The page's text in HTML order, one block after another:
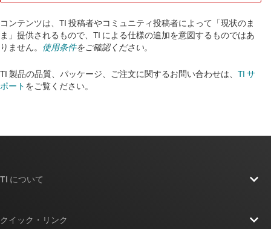
コンテンツは、TI 投稿者やコミュニティ投稿者によって「現状のま
ま」提供されるもので、TI による仕様の追加を意図するものではあ
りません。 使用条件をご確認ください。
TI 製品の品質、パッケージ、ご注文に関するお問い合わせは、 TI サ
ポート をご覧ください。​​​​​​​​​​​​​​
TI について
クイック・リンク